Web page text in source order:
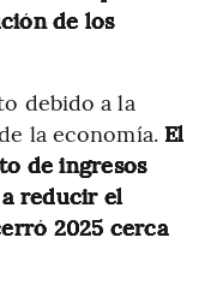
de los
debido a la
la economía. El
de ingresos
reducir el
2025 cerca